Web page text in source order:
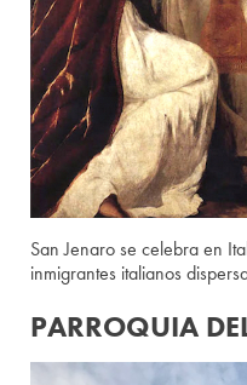
San Jenaro se celebra en
inmigrantes italianos
PARROQUIA